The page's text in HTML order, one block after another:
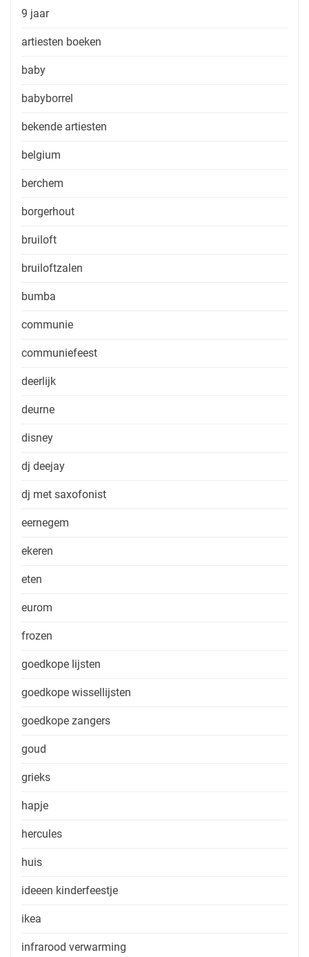
9 jaar
artiesten boeken
baby
babyborrel
bekende artiesten
belgium
berchem
borgerhout
bruiloft
bruiloftzalen
bumba
communie
communiefeest
deerlijk
deurne
disney
dj deejay
dj met saxofonist
eernegem
ekeren
eten
eurom
frozen
goedkope lijsten
goedkope wissellijsten
goedkope zangers
goud
grieks
hapje
hercules
huis
ideeen kinderfeestje
ikea
infrarood verwarming